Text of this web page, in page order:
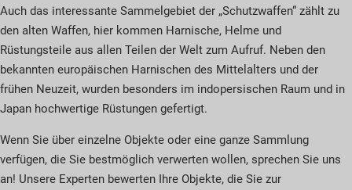
Auch das interessante Sammelgebiet der „Schutzwaffen“ zählt zu
den alten Waffen, hier kommen Harnische, Helme und
Rüstungsteile aus allen Teilen der Welt zum Aufruf. Neben den
bekannten europäischen Harnischen des Mittelalters und der
frühen Neuzeit, wurden besonders im indopersischen Raum und in
Japan hochwertige Rüstungen gefertigt.
Wenn Sie über einzelne Objekte oder eine ganze Sammlung
verfügen, die Sie bestmöglich verwerten wollen, sprechen Sie uns
an! Unsere Experten bewerten Ihre Objekte, die Sie zur